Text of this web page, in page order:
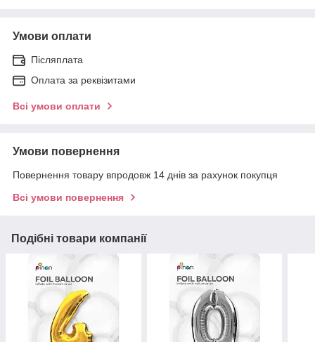
Умови оплати
Післяплата
Оплата за реквізитами
Всі умови оплати
Умови повернення
Повернення товару впродовж 14 днів за рахунок покупця
Всі умови повернення
Подібні товари компанії